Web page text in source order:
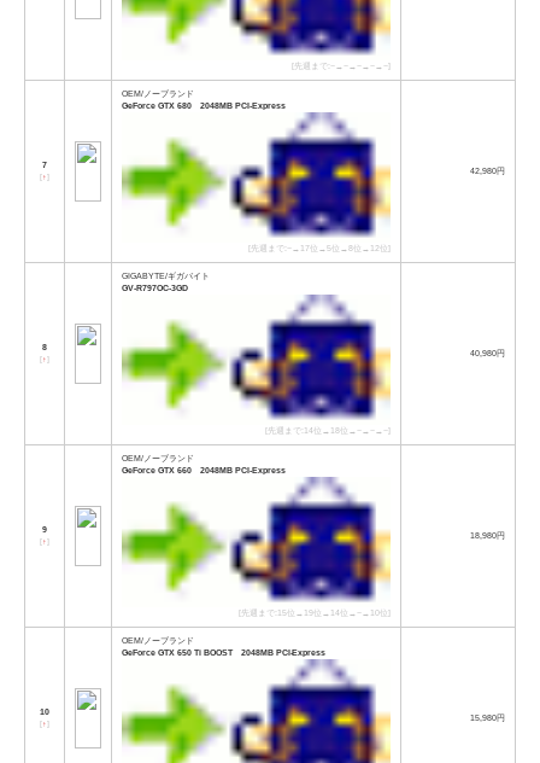
[先週まで:−→−→−→−→−]
7
[↑]
OEM/ノーブランド
GeForce GTX 680 2048MB PCI-Express
[先週まで:−→17位→5位→8位→12位]
42,980円
8
[↑]
GIGABYTE/ギガバイト
GV-R797OC-3GD
[先週まで:14位→18位→−→−→−]
40,980円
9
[↑]
OEM/ノーブランド
GeForce GTX 660 2048MB PCI-Express
[先週まで:15位→19位→14位→−→10位]
18,980円
10
[↑]
OEM/ノーブランド
GeForce GTX 650 Ti BOOST 2048MB PCI-Express
15,980円